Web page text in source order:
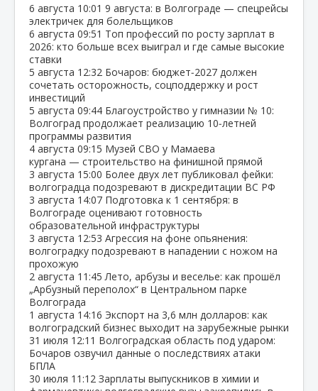
6 августа 10:01 9 августа: в Волгограде — спецрейсы
электричек для болельщиков
6 августа 09:51 Топ профессий по росту зарплат в
2026: кто больше всех выиграл и где самые высокие
ставки
5 августа 12:32 Бочаров: бюджет‑2027 должен
сочетать осторожность, соцподдержку и рост
инвестиций
5 августа 09:44 Благоустройство у гимназии № 10:
Волгоград продолжает реализацию 10‑летней
программы развития
4 августа 09:15 Музей СВО у Мамаева
кургана — строительство на финишной прямой
3 августа 15:00 Более двух лет публиковал фейки:
волгоградца подозревают в дискредитации ВС РФ
3 августа 14:07 Подготовка к 1 сентября: в
Волгограде оценивают готовность
образовательной инфраструктуры
3 августа 12:53 Агрессия на фоне опьянения:
волгоградку подозревают в нападении с ножом на
прохожую
2 августа 11:45 Лето, арбузы и веселье: как прошёл
„Арбузный переполох“ в Центральном парке
Волгограда
1 августа 14:16 Экспорт на 3,6 млн долларов: как
волгоградский бизнес выходит на зарубежные рынки
31 июля 12:11 Волгоградская область под ударом:
Бочаров озвучил данные о последствиях атаки
БПЛА
30 июля 11:12 Зарплаты выпускников в химии и